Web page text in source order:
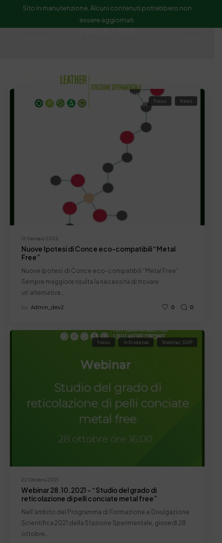
Sito in manutenzione. Alcuni contenuti potrebbero non
essere aggiornati.
Metal Free
12 Gennaio 2022
Focus News
Nuove Ipotesi di Conce eco-compatibili “Metal
Free”
Nuove Ipotesi di Conce eco-compatibili “Metal Free”
Sempre maggiore risulta la necessità di trovare
un’alternativa…
by Admin_dev2 0 0
22 Ottobre 2021
Focus In Evidenza Webinar SSIP
Webinar 28.10.2021 – “Studio del grado di
reticolazione di pelli conciate metal free”
Nell’ambito del Programma di Formazione e Divulgazione
Scientifica 2021 della Stazione Sperimentale, giovedì 28
ottobre…